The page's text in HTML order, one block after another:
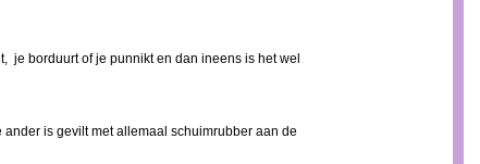
je borduurt of je punnikt en dan ineens is het wel
is gevilt met allemaal schuimrubber aan de